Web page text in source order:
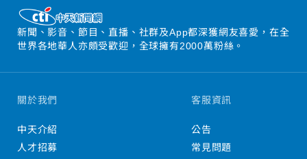
新聞、影音、節目、直播、社群及App都深獲網友喜愛，在全
世界各地華人亦頗受歡迎，全球擁有2000萬粉絲。
關於我們
中天介紹
人才招募
客服資訊
公告
常見問題